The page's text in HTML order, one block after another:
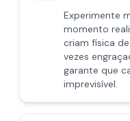
Experimente
momento
criam física
vezes
garante que
imprevisível.